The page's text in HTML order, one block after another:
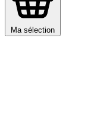
Ma sélection